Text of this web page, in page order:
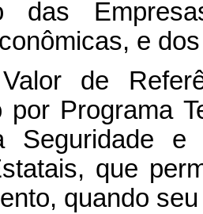
das
e
de
por Programa
Seguridade e
que
quando